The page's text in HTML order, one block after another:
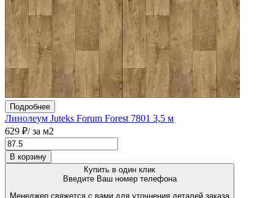
Подробнее
Линолеум Juteks Forum Forest 7801 3,5 м
629 ₽/ за м2
В корзину
Купить в один клик
Введите Ваш номер телефона
Менеджер свяжется с вами для уточнения деталей заказа